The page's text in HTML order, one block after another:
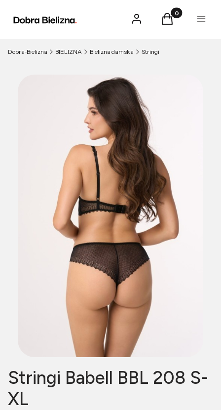
Zaloguj sięProdukty w
Koszyk Menu
Dobra-Bielizna BIELIZNA Bielizna damska Stringi
Stringi Babell BBL 208 S-
XL